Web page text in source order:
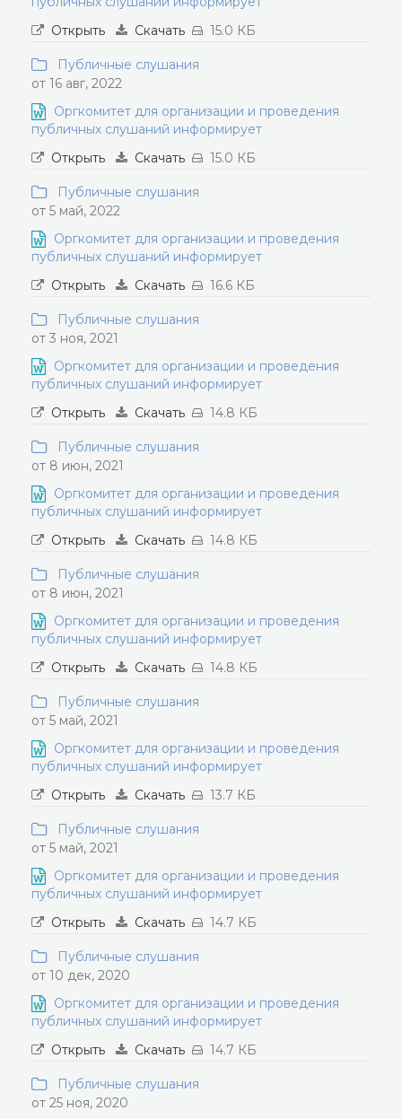
Открыть
Скачать 15.0 КБ
Публичные слушания
от 16 авг, 2022
Оргкомитет для организации и проведения
публичных слушаний информирует
Открыть
Скачать 15.0 КБ
Публичные слушания
от 5 май, 2022
Оргкомитет для организации и проведения
публичных слушаний информирует
Открыть
Скачать 16.6 КБ
Публичные слушания
от 3 ноя, 2021
Оргкомитет для организации и проведения
публичных слушаний информирует
Открыть
Скачать 14.8 КБ
Публичные слушания
от 8 июн, 2021
Оргкомитет для организации и проведения
публичных слушаний информирует
Открыть
Скачать 14.8 КБ
Публичные слушания
от 8 июн, 2021
Оргкомитет для организации и проведения
публичных слушаний информирует
Открыть
Скачать 14.8 КБ
Публичные слушания
от 5 май, 2021
Оргкомитет для организации и проведения
публичных слушаний информирует
Открыть
Скачать 13.7 КБ
Публичные слушания
от 5 май, 2021
Оргкомитет для организации и проведения
публичных слушаний информирует
Открыть
Скачать 14.7 КБ
Публичные слушания
от 10 дек, 2020
Оргкомитет для организации и проведения
публичных слушаний информирует
Открыть
Скачать 14.7 КБ
Публичные слушания
от 25 ноя, 2020